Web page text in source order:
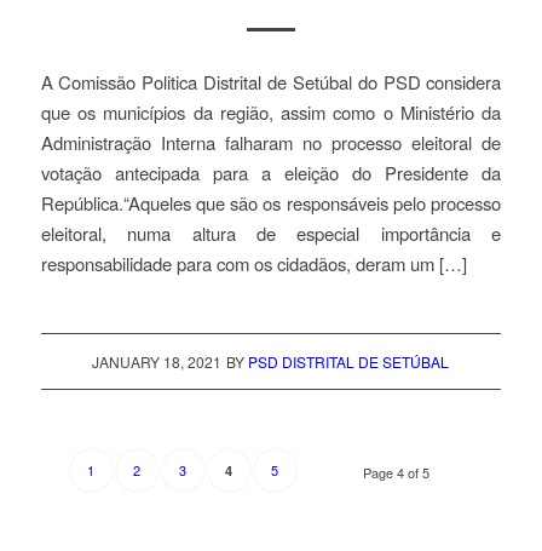
A Comissão Politica Distrital de Setúbal do PSD considera
que os municípios da região, assim como o Ministério da
Administração Interna falharam no processo eleitoral de
votação antecipada para a eleição do Presidente da
República.“Aqueles que são os responsáveis pelo processo
eleitoral, numa altura de especial importância e
responsabilidade para com os cidadãos, deram um […]
JANUARY 18, 2021 BY PSD DISTRITAL DE SETÚBAL
Page 4 of 5
1 2 3 4 5